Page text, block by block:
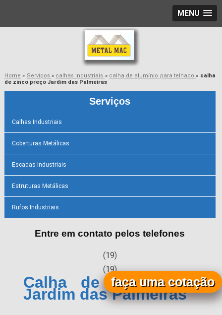
MENU
Home » Serviços » calhas industriais » calha de alumínio para telhado» calha
de zinco preço Jardim das Palmeiras
Serviços
Calhas Industriais
Coberturas Metálicas
Escadas Industriais
Estruturas Metálicas
Rufos Industriais
Entre em contato pelos telefones
(19)
(19)
Calha de Zinco Preço
Jardim das Palmeiras
faça uma cotação